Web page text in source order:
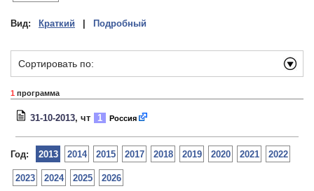
Вид: Краткий Подробный
Сортировать по:
1 программа
31-10-2013, чт 1 Россия
Год: 2013 2014 2015 2017 2018 2019 2020 2021 2022
2023 2024 2025 2026